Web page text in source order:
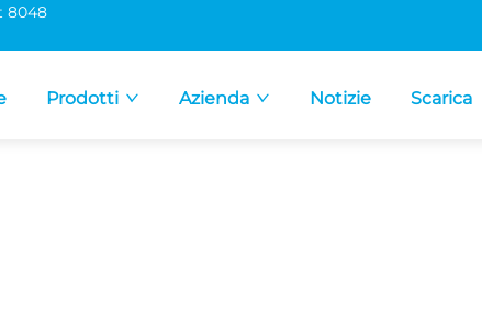
8048
Prodotti Azienda Notizie Scarica